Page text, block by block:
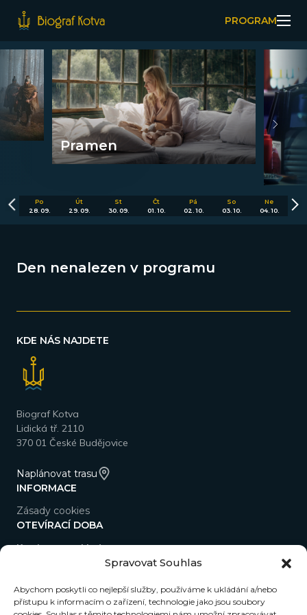
Spravovat Souhlas
Abychom poskytli co nejlepší služby, používáme k ukládání a/nebo
přístupu k informacím o zařízení, technologie jako jsou soubory
PROGRAM
Pramen
Po
28. 09.
Út
29. 09.
St
30. 09.
Čt
01. 10.
Pá
02. 10.
So
03. 10.
Ne
04. 10.
Den nenalezen v programu
KDE NÁS NAJDETE
Biograf Kotva
Lidická tř. 2110
370 01 České Budějovice
Naplánovat trasu
INFORMACE
Zásady cookies
OTEVÍRACÍ DOBA
Kavárna a pokladna
Ne 15.00–22.00
NEWSLETTER